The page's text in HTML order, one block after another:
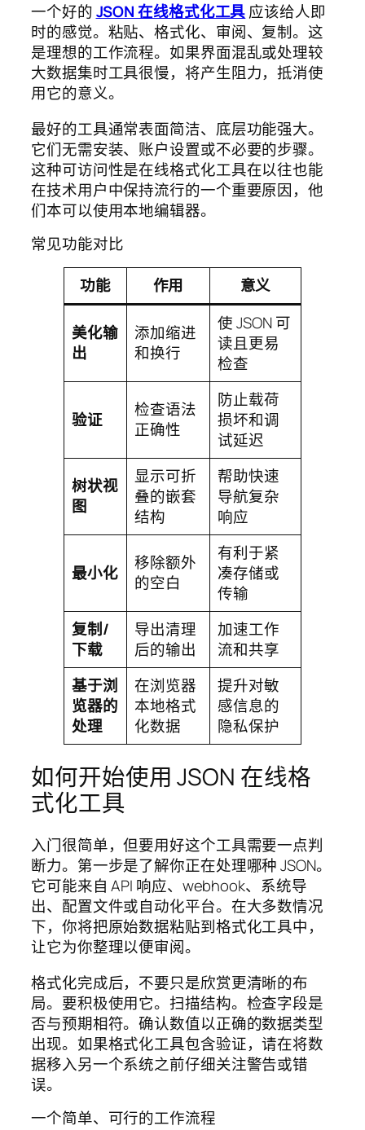
一个好的JSON 在线格式化工具应该给人即
时的感觉。粘贴、格式化、审阅、复制。这
是理想的工作流程。如果界面混乱或处理较
大数据集时工具很慢，将产生阻力，抵消使
用它的意义。
最好的工具通常表面简洁、底层功能强大。
它们无需安装、账户设置或不必要的步骤。
这种可访问性是在线格式化工具在以往也能
在技术用户中保持流行的一个重要原因，他
们本可以使用本地编辑器。
常见功能对比
功能
作用 意义
美化输
出
添加缩进
和换行
使 JSON 可
读且更易
检查
验证
检查语法
正确性
防止载荷
损坏和调
试延迟
树状视
图
显示可折
叠的嵌套
结构
帮助快速
导航复杂
响应
最小化
移除额外
的空白
有利于紧
凑存储或
传输
复制/
下载
导出清理
后的输出
加速工作
流和共享
基于浏
览器的
处理
在浏览器
本地格式
化数据
提升对敏
感信息的
隐私保护
如何开始使用 JSON 在线格
式化工具
入门很简单，但要用好这个工具需要一点判
断力。第一步是了解你正在处理哪种 JSON。
它可能来自 API 响应、webhook、系统导
出、配置文件或自动化平台。在大多数情况
下，你将把原始数据粘贴到格式化工具中，
让它为你整理以便审阅。
格式化完成后，不要只是欣赏更清晰的布
局。要积极使用它。扫描结构。检查字段是
否与预期相符。确认数值以正确的数据类型
出现。如果格式化工具包含验证，请在将数
据移入另一个系统之前仔细关注警告或错
误。
一个简单、可行的工作流程